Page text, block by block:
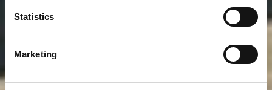
Statistics
Marketing